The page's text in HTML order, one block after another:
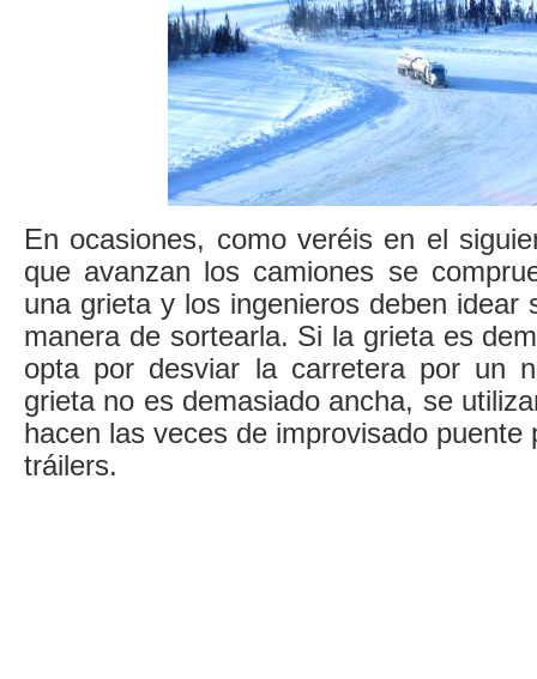
En ocasiones, como veréis en el
que avanzan los camiones se
una grieta y los ingenieros deben idear
manera de sortearla. Si la grieta es
opta por desviar la carretera por un
grieta no es demasiado ancha, se
hacen las veces de improvisado puente
tráilers.